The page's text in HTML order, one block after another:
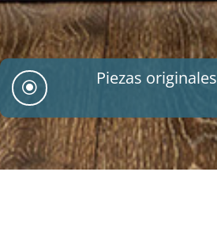
\ Piezas originales